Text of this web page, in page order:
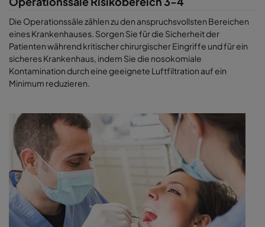
Die Operationssäle zählen zu den anspruchsvollsten Bereichen
eines Krankenhauses. Sorgen Sie für die Sicherheit der
Patienten während kritischer chirurgischer Eingriffe und für ein
sicheres Krankenhaus, indem Sie die nosokomiale
Kontamination durch eine geeignete Luftfiltration auf ein
Minimum reduzieren.